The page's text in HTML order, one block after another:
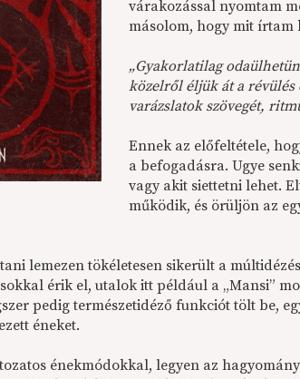
várakozással nyomtam
másolom, hogy mit
„Gyakorlatilag
közelről éljük át a
varázslatok szövegét,
Ennek az előfeltétele,
a befogadásra. Ugye
vagy akit siettetni lehet.
működik, és örüljön az
lemezen tökéletesen sikerült a
érik el, utalok itt például a „Mansi”
pedig természetidéző funkciót tölt be,
éneket.
énekmódokkal, legyen az